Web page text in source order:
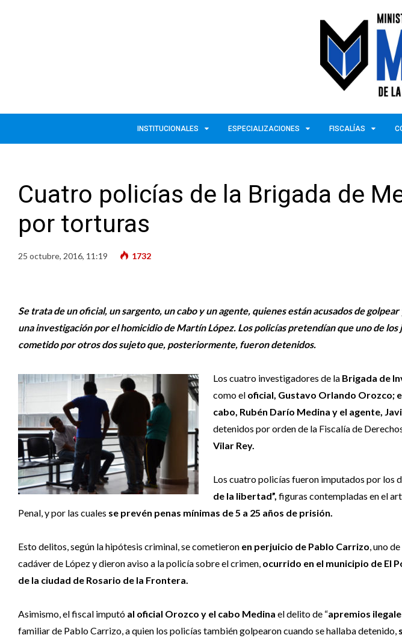
INSTITUCIONALES ESPECIALIZACIONES FISCALÍAS
Cuatro policías de la Brigada de
por torturas
25 octubre, 2016, 11:19 1732
Se trata de un oficial, un sargento, un cabo y un agente, quienes están acusados de
una investigación por el homicidio de Martín López. Los policías pretendían que uno de
cometido por otros dos sujeto que, posteriormente, fueron detenidos.
Los cuatro investigadores de la Brigada de
como el oficial, Gustavo Orlando Orozco;
cabo, Rubén Darío Medina y el agente,
detenidos por orden de la Fiscalía de
Vilar Rey.
Los cuatro policías fueron imputados por los
de la libertad”, figuras contempladas en el
Penal, y por las cuales se prevén penas mínimas de 5 a 25 años de prisión.
Esto delitos, según la hipótesis criminal, se cometieron en perjuicio de Pablo Carrizo , uno
cadáver de López y dieron aviso a la policía sobre el crimen, ocurrido en el municipio de El
de la ciudad de Rosario de la Frontera.
Asimismo, el fiscal imputó al oficial Orozco y el cabo Medina el delito de “apremios
familiar de Pablo Carrizo, a quien los policías también golpearon cuando se hallaba detenido,